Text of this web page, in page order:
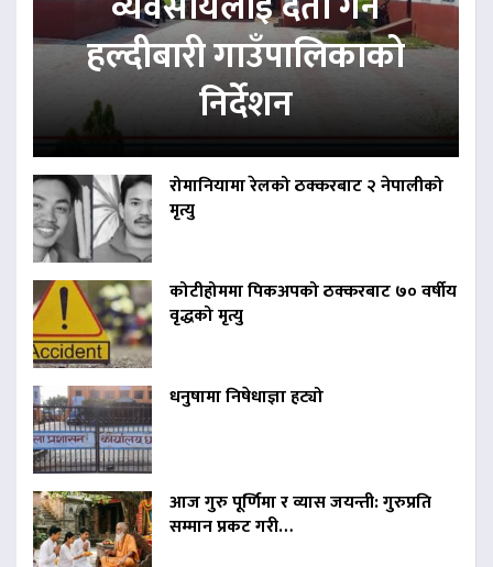
हल्दीबारी गाउँपालिकाको
निर्देशन
रोमानियामा रेलको ठक्करबाट २ नेपालीको
मृत्यु
कोटीहोममा पिकअपको ठक्करबाट ७० वर्षीय
वृद्धको मृत्यु
धनुषामा निषेधाज्ञा हट्यो
आज गुरु पूर्णिमा र व्यास जयन्ती: गुरुप्रति
सम्मान प्रकट गरी…